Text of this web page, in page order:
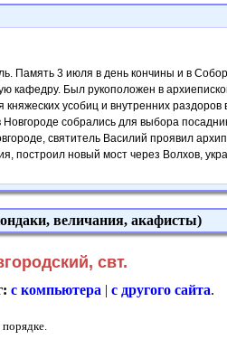
Память 3 июля в день кончины и в
кафедру. Был рукоположен в
усобиц и внутренних
Новгороде собрались для выбора
святитель Василий проявил
построил новый мост через Волхов,
величания, акафисты)
свт.
с компьютера |с другого сайта.